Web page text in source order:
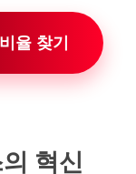
율 찾기
혁신